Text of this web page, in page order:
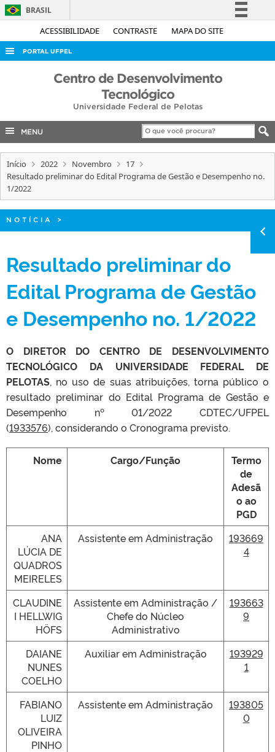
ACESSIBILIDADE CONTRASTE MAPA DO SITE
BRASIL
Simplifique!
Acesso à informação
Legislação
Canais
PORTAL UFPEL
CONCURSOS
INTERNACIONAL
PORTARIAS
Centro de Desenvolvimento
Tecnológico
Universidade Federal de Pelotas
MENU
Início 2022 Novembro
17
Resultado preliminar do Edital Programa de Gestão e Desempenho no.
1/2022
NOTÍCIA >
Resultado preliminar do
Edital Programa de Gestão
e Desempenho no. 1/2022
O DIRETOR DO CENTRO DE DESENVOLVIMENTO
TECNOLÓGICO DA UNIVERSIDADE FEDERAL DE
PELOTAS, no uso de suas atribuições, torna público o
resultado preliminar do Edital Programa de Gestão e
Desempenho nº 01/2022 CDTEC/UFPEL
(1933576), considerando o Cronograma previsto.
Nome Cargo/Função
Termo
de
Adesã
o ao
PGD
ANA
LÚCIA DE
QUADROS
MEIRELES
Assistente em Administração
193669
4
CLAUDINE
I HELLWIG
HÖFS
Assistente em Administração /
Chefe do Núcleo
Administrativo
193663
9
DAIANE
NUNES
COELHO
Auxiliar em Administração
193929
1
FABIANO
LUIZ
OLIVEIRA
PINHO
Assistente em Administração
193805
0